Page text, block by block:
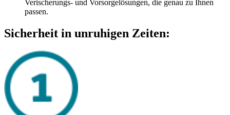
Verischerungs- und Vorsorgelösungen, die genau zu Ihnen
passen.
Sicherheit in unruhigen Zeiten: